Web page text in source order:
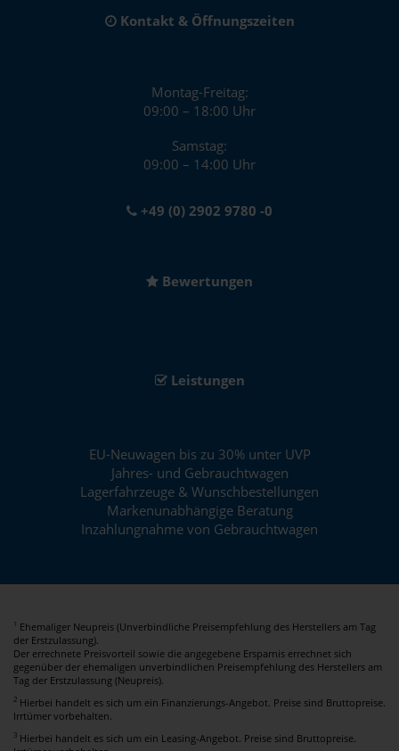
Kontakt & Öffnungszeiten
Montag-Freitag:
09:00 – 18:00 Uhr
Samstag:
09:00 – 14:00 Uhr
+49 (0) 2902 9780 -0
Bewertungen
Leistungen
EU-Neuwagen bis zu 30% unter UVP
Jahres- und Gebrauchtwagen
Lagerfahrzeuge & Wunschbestellungen
Markenunabhängige Beratung
Inzahlungnahme von Gebrauchtwagen
1
Ehemaliger Neupreis (Unverbindliche Preisempfehlung des Herstellers am Tag
der Erstzulassung).
Der errechnete Preisvorteil sowie die angegebene Ersparnis errechnet sich
gegenüber der ehemaligen unverbindlichen Preisempfehlung des Herstellers am
Tag der Erstzulassung (Neupreis).
2 Hierbei handelt es sich um ein Finanzierungs-Angebot. Preise sind Bruttopreise.
Irrtümer vorbehalten.
3 Hierbei handelt es sich um ein Leasing-Angebot. Preise sind Bruttopreise.